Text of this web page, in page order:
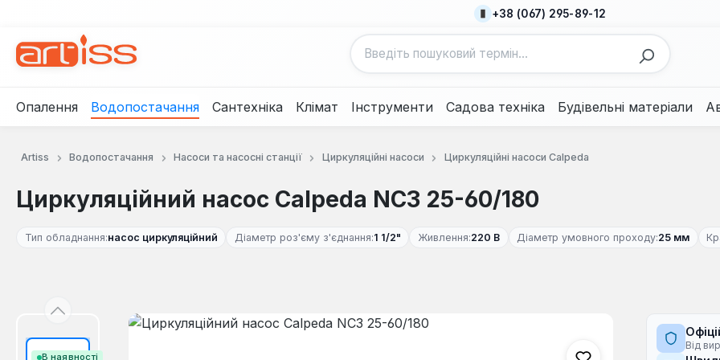
+38 (067) 295-89-12
Опалення Водопостачання Сантехніка Клімат Інструменти Садова техніка Будівельні матеріали
Artiss Водопостачання Насоси та насосні станції Циркуляційні насоси Циркуляційні насоси Calpeda
Циркуляційний насос Calpeda NC3 25-60/180
Тип обладнання:насос циркуляційний Діаметр роз'єму з'єднання:1 1/2" Живлення:220 В Діаметр умовного проходу:25 мм
В наявності
Пропустити галерею зображень
Від